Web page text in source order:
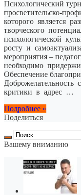
Психологический
просветительско-
которого является
творческого
психологической
росту и
мероприятия –
необходимо
Обеспечение
Доброжелательность
критики в адрес …
Подробнее »
Поделиться
Вашему вниманию